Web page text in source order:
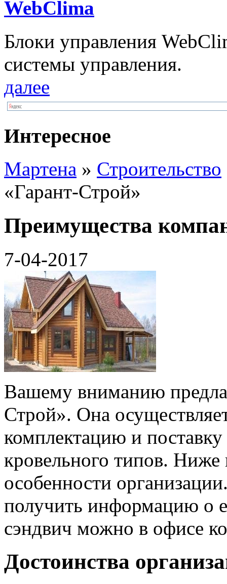
WebClima
Блоки упрaвлeния
системы управления.
далее
Интересное
Мартена » Строительство
«Гарант-Строй»
Преимущества
7-04-2017
Вашему вниманию
Строй». Она
комплектацию и
кровельного типов.
особенности
получить информацию о
сэндвич можно в офисе
Достоинства